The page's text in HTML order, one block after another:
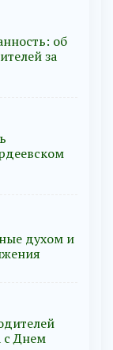
об
за
духом и
с Днем